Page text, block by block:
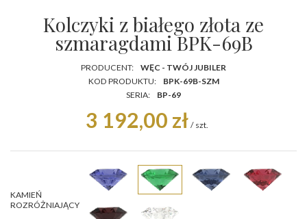
Kolczyki z białego złota ze
szmaragdami BPK-69B
PRODUCENT:
WĘC - TWÓJ JUBILER
KOD PRODUKTU:
BPK-69B-SZM
SERIA:
BP-69
3 192,00 zł / szt.
KAMIEŃ
ROZRÓŻNIAJĄCY